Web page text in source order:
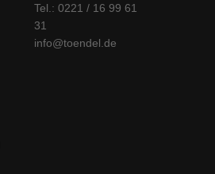
Tel.: 0221 / 16 99 61
31
info@toendel.de